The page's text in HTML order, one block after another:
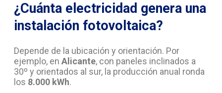
¿Cuánta electricidad genera una
instalación fotovoltaica?
Depende de la ubicación y orientación. Por
ejemplo, en Alicante, con paneles inclinados a
30º y orientados al sur, la producción anual ronda
los 8.000 kWh.